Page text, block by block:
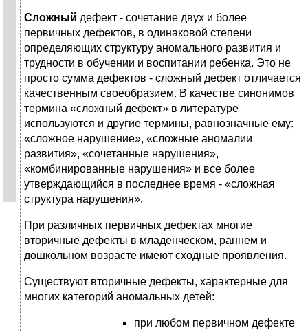
Сложный дефект - сочетание двух и более
первичных дефектов, в одинаковой степени
определяющих структуру аномального развития и
трудности в обучении и воспитании ребенка. Это не
просто сумма дефектов - сложный дефект отличается
качественным своеобразием. В качестве синонимов
термина «сложный дефект» в литературе
используются и другие термины, равнозначные ему:
«сложное нарушение», «сложные аномалии
развития», «сочетанные нарушения»,
«комбинированные нарушения» и все более
утверждающийся в последнее время - «сложная
структура нарушения».
При различных первичных дефектах многие
вторичные дефекты в младенческом, раннем и
дошкольном возрасте имеют сходные проявления.
Существуют вторичные дефекты, характерные для
многих категорий аномальных детей:
при любом первичном дефекте